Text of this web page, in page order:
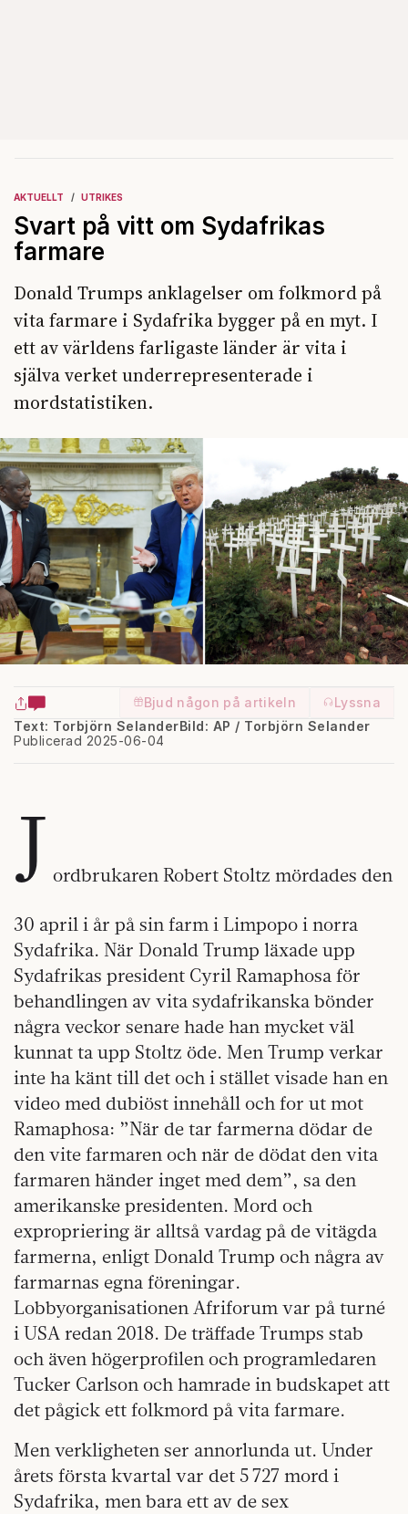
AKTUELLT UTRIKES
Svart på vitt om Sydafrikas
farmare
Donald Trumps anklagelser om folkmord på
vita farmare i Sydafrika bygger på en myt. I
ett av världens farligaste länder är vita i
själva verket underrepresenterade i
mordstatistiken.
Bjud någon på artikeln
Lyssna
Text: Torbjörn Selander
Publicerad 2025-06-04
Bild: AP / Torbjörn Selander
J ordbrukaren Robert Stoltz mördades den
30 april i år på sin farm i Limpopo i norra
Sydafrika. När Donald Trump läxade upp
Sydafrikas president Cyril Ramaphosa för
behandlingen av vita sydafrikanska bönder
några veckor senare hade han mycket väl
kunnat ta upp Stoltz öde. Men Trump verkar
inte ha känt till det och i stället visade han en
video med dubiöst innehåll och for ut mot
Ramaphosa: ”När de tar farmerna dödar de
den vite farmaren och när de dödat den vita
farmaren händer inget med dem”, sa den
amerikanske presidenten. Mord och
expropriering är alltså vardag på de vitägda
farmerna, enligt Donald Trump och några av
farmarnas egna föreningar.
Lobbyorganisationen Afriforum var på turné
i USA redan 2018. De träffade Trumps stab
och även högerprofilen och programledaren
Tucker Carlson och hamrade in budskapet att
det pågick ett folkmord på vita farmare.
Men verkligheten ser annorlunda ut. Under
årets första kvartal var det 5 727 mord i
Sydafrika, men bara ett av de sex